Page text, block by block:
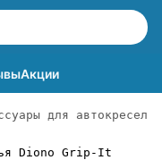
Акции
для автокресел
Diono Grip-It